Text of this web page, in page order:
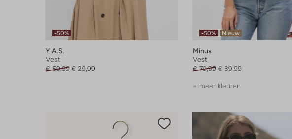
-50%
Y.a.s.
Vest
€ 59,99 € 29,99
-50% Nieuw
Minus
Vest
€ 79,99 € 39,99
+ meer kleuren